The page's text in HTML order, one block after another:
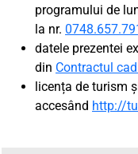
programului de
la nr.
datele prezentei
din Contractul
licența de turism
accesând http://